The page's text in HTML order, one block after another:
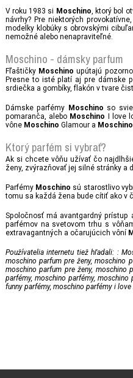
V roku 1983 si Moschino , ktorý bol
návrhy? Pre niektorých
modelky klobúky s obrovskými
nemožné alebo nenapraviteľné.
Moschino - dámsky parfum
Fľaštičky Moschino upútajú
Presne to isté platí aj pre dámske
srdiečka a gombíky, flakón v tvare
Dámske parfémy Moschino so
pomaranča, alebo Moschino I love
vône Moschino Glamour a Moschino
Ktorý parfém si vybrať?
Ak si chcete vôňu užívať čo
ženy, zvýrazňovať jej silné stránky a
Parfémy Moschino sú starostlivo
tomu sa každá žena bude cítiť ako v
Spoločnosť má avantgardný
parfémov na svetovom trhu s
extravagantných a očarujúcich vôní
Používatelia internetu tiež hľadali: :
moschino parfum pre ženy, moschino
moschino parfum pre ženy, moschino
parfémy, moschino parfémy,
funny parfémy, moschino parfémy i